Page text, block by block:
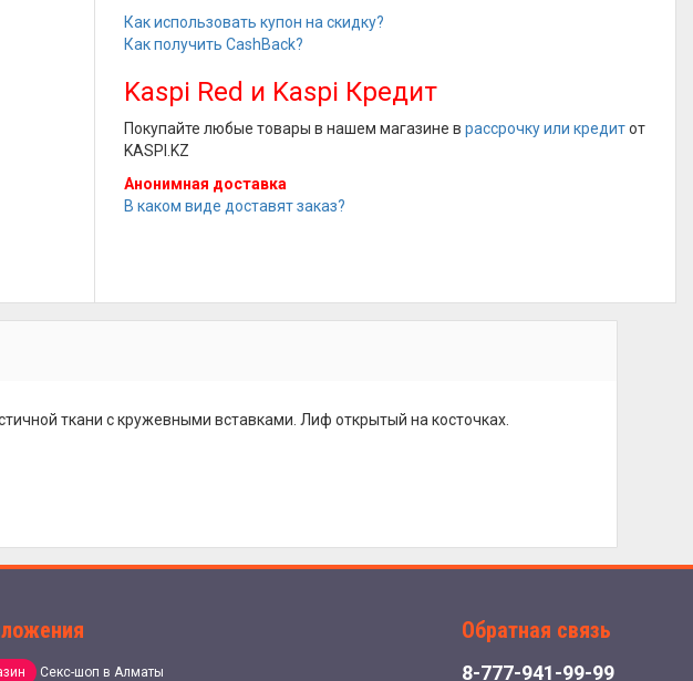
Как использовать купон на скидку?
Как получить CashBack?
Kaspi Red и Kaspi Кредит
Покупайте любые товары в нашем магазине врассрочку или кредитот
KASPI.KZ
Анонимная доставка
В каком виде доставят заказ?
ткани с кружевными вставками. Лиф открытый на косточках.
Секс-шоп в Алматы
Обратная связь
8-777-941-99-99